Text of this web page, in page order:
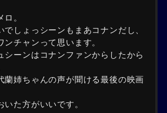
。
でしょっシーンもまあコナンだし、
ンチャンって思います。
シーンはコナンファンからしたから
蘭姉ちゃんの声が聞ける最後の映画
いた方がいいです。